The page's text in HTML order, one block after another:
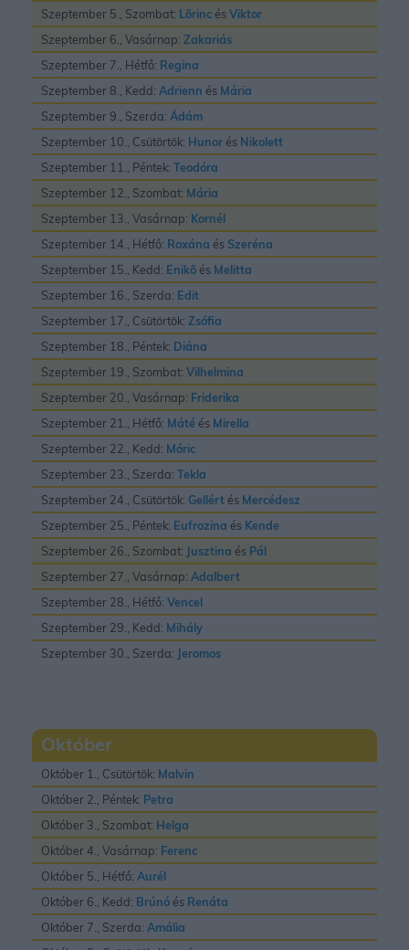
Szeptember 5., Szombat: Lõrinc ésViktor
Szeptember 6., Vasárnap: Zakariás
Szeptember 7., Hétfő: Regina
Szeptember 8., Kedd: Adrienn és Mária
Szeptember 9., Szerda: Ádám
Szeptember 10., Csütörtök: Hunor és Nikolett
Szeptember 11., Péntek: Teodóra
Szeptember 12., Szombat: Mária
Szeptember 13., Vasárnap: Kornél
Szeptember 14., Hétfő: Roxána és Szeréna
Szeptember 15., Kedd: Enikõ és Melitta
Szeptember 16., Szerda: Edit
Szeptember 17., Csütörtök: Zsófia
Szeptember 18., Péntek: Diána
Szeptember 19., Szombat: Vilhelmina
Szeptember 20., Vasárnap: Friderika
Szeptember 21., Hétfő: Máté és Mirella
Szeptember 22., Kedd: Móric
Szeptember 23., Szerda: Tekla
Szeptember 24., Csütörtök: Gellért és Mercédesz
Szeptember 25., Péntek: Eufrozina és Kende
Szeptember 26., Szombat: Jusztina és Pál
Szeptember 27., Vasárnap: Adalbert
Szeptember 28., Hétfő: Vencel
Szeptember 29., Kedd: Mihály
Szeptember 30., Szerda: Jeromos
Október
Október 1., Csütörtök: Malvin
Október 2., Péntek: Petra
Október 3., Szombat: Helga
Október 4., Vasárnap: Ferenc
Október 5., Hétfő: Aurél
Október 6., Kedd: Brúnó és Renáta
Október 7., Szerda: Amália